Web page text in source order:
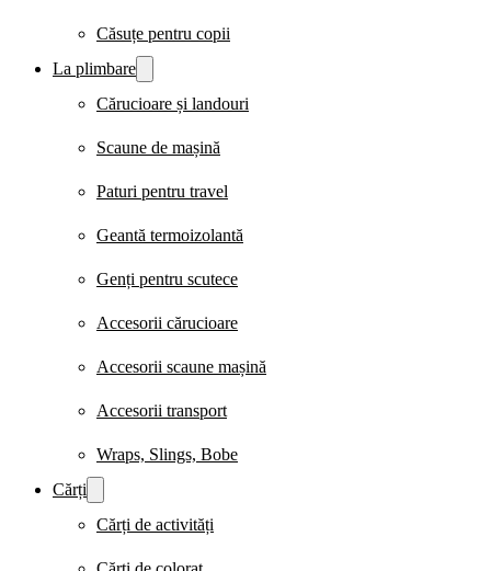
Căsuțe pentru copii
La plimbare
Cărucioare și landouri
Scaune de mașină
Paturi pentru travel
Geantă termoizolantă
Genți pentru scutece
Accesorii cărucioare
Accesorii scaune mașină
Accesorii transport
Wraps, Slings, Bobe
Cărți
Cărți de activități